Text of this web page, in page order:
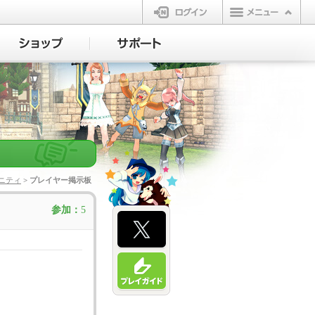
ログイン
ティ > プレイヤー掲示板
参加： 5